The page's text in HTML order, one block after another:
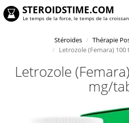
STEROIDSTIME.COM
Le temps de la force, le temps de la
Stéroïdes
Thérapie
Letrozole (Femara)
Letrozole
mg/